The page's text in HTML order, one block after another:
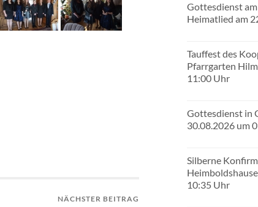
NÄCHSTER BEITRAG
Gottesdienst
Heimatlied am
Tauffest des
Pfarrgarten
11:00 Uhr
Gottesdienst in
30.08.2026 um
Silberne
10:35 Uhr